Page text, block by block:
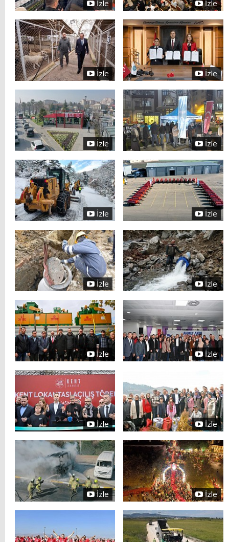
İzle İzle
İzle İzle
İzle İzle
İzle İzle
İzle İzle
İzle İzle
İzle İzle
İzle İzle